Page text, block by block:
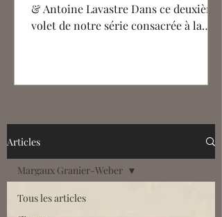
& Antoine Lavastre Dans ce deuxième
volet de notre série consacrée à la
début de la Renaissance.
Accompagnés par Daniele Rivoletti
(Maître de conférences à l'Université
Clermont Auvergne), découvrez
comment les ducs et duchesses, avec
Articles
Tous les articles
Margaux Granier-Weber